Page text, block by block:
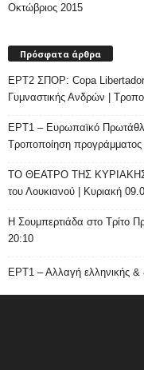
Οκτώβριος 2015
Πρόσφατα άρθρα
ΕΡΤ2 ΣΠΟΡ: Copa
Γυμναστικής Ανδρών |
ΕΡΤ1 – Ευρωπαϊκό
Τροποποίηση
ΤΟ ΘΕΑΤΡΟ ΤΗΣ ΚΥΡΙΑΚΗΣ
του Λουκιανού | Κυριακή
H Σουμπερτιάδα στο Τρίτο
20:10
ΕΡΤ1 – Αλλαγή ελληνικής &